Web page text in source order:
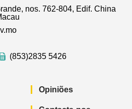
nos. 762-804, Edif. China
(853)2835 5426
Opiniões